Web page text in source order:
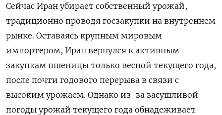
Сейчас Иран убирает собственный урожай,
традиционно проводя госзакупки на внутреннем
рынке. Оставаясь крупным мировым
импортером, Иран вернулся к активным
закупкам пшеницы только весной текущего года,
после почти годового перерыва в связи с
высоким урожаем. Однако из-за засушливой
погоды урожай текущего года обнадеживает